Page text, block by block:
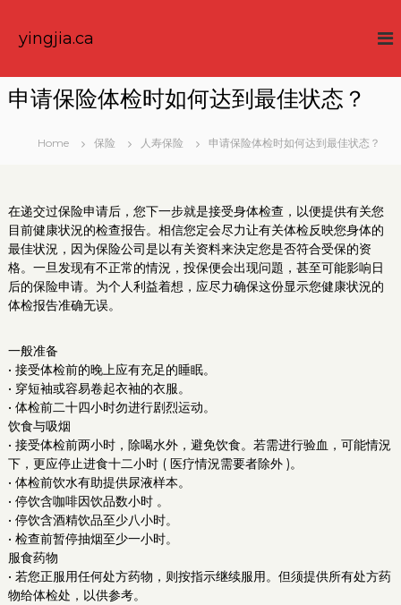
yingjia.ca
申请保险体检时如何达到最佳状态？
Home 保险 人寿保险 申请保险体检时如何达到最佳状态？
在递交过保险申请后，您下一步就是接受身体检查，以便提供有关您
目前健康状況的检查报告。相信您定会尽力让有关体检反映您身体的
最佳状況，因为保险公司是以有关资料来決定您是否符合受保的资
格。一旦发现有不正常的情況，投保便会出现问題，甚至可能影响日
后的保险申请。为个人利益着想，应尽力确保这份显示您健康状況的
体检报告准确无误。
一般准备
• 接受体检前的晚上应有充足的睡眠。
• 穿短袖或容易卷起衣袖的衣服。
• 体检前二十四小时勿进行剧烈运动。
饮食与吸烟
• 接受体检前两小时，除喝水外，避免饮食。若需进行验血，可能情況
下，更应停止进食十二小时 ( 医疗情況需要者除外 )。
• 体检前饮水有助提供尿液样本。
• 停饮含咖啡因饮品数小时 。
• 停饮含酒精饮品至少八小时。
• 检查前暂停抽烟至少一小时。
服食药物
• 若您正服用任何处方药物，则按指示继续服用。但须提供所有处方药
物给体检处，以供参考。